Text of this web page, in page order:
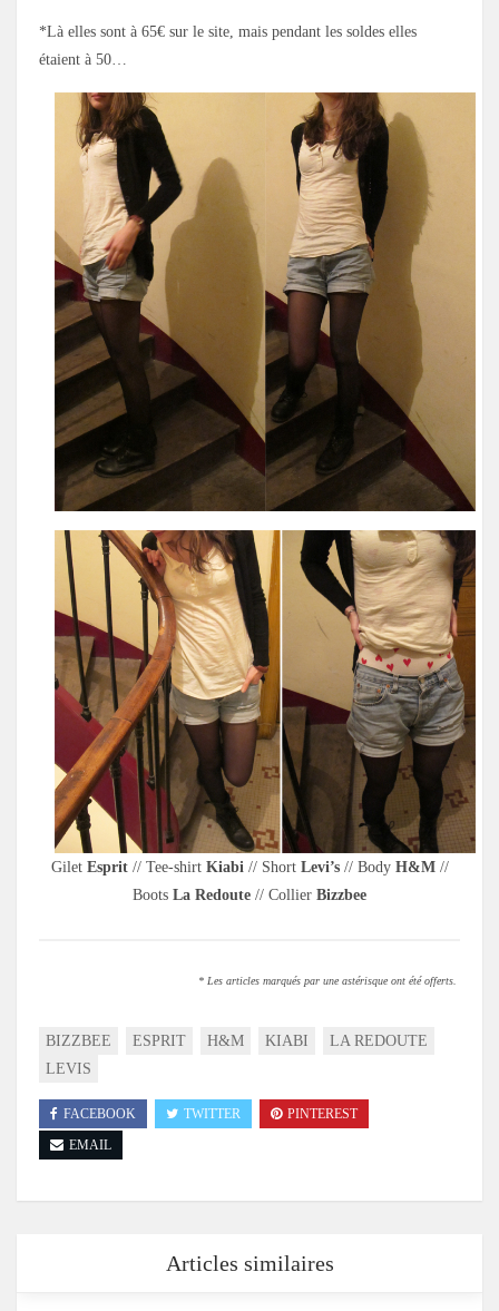
*Là elles sont à 65€ sur le site, mais pendant les soldes elles
étaient à 50…
Gilet Esprit// Tee-shirt Kiabi// Short Levi’s// Body H&M//
Boots La Redoute // Collier Bizzbee
* Les articles marqués par une astérisque ont été offerts.
BIZZBEE ESPRIT H&M KIABI
LA REDOUTE
LEVIS
FACEBOOK TWITTER
PINTEREST
EMAIL
Articles similaires